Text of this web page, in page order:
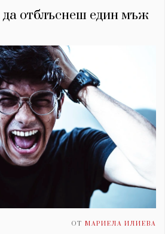
отблъснеш един мъж
ОТ МАРИЕЛА ИЛИЕВА